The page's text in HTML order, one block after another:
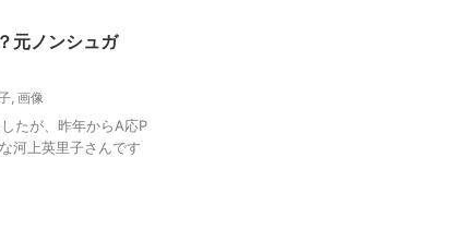
元ノンシュガ
, 画像
たが、昨年からA応P
河上英里子さんです